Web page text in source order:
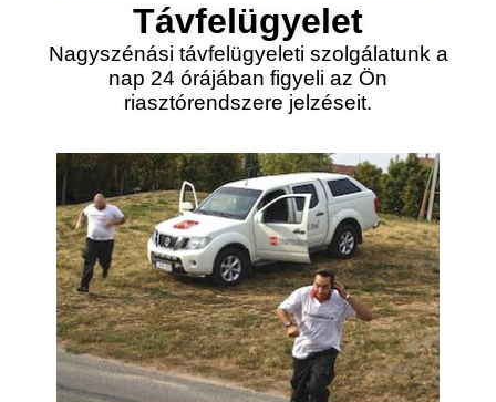
Távfelügyelet
Nagyszénási távfelügyeleti szolgálatunk a
nap 24 órájában figyeli az Ön
riasztórendszere jelzéseit.